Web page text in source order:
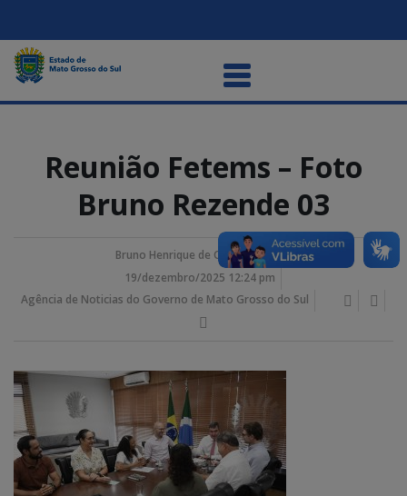
Reunião Fetems – Foto
Bruno Rezende 03
Bruno Henrique de Oliveira Rezende
19/dezembro/2025 12:24 pm
Agência de Noticias do Governo de Mato Grosso do Sul